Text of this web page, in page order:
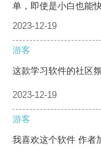
单，即使是小白也能快
2023-12-19
游客
这款学习软件的社区
2023-12-19
游客
我喜欢这个软件 作者